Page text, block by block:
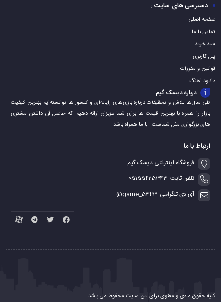
دسترسی های سایت :
صفحه اصلی
تماس با ما
سبد خرید
پنل کاربری
قوانین و مقررات
دانلود اهنگ
درباره دیسک گیم
طی سال‌ها تلاش و تحقیقات درباره بازی‌های رایانه‌ای و کنسول‌ها توانسته‌ایم بهترین کیفیت
بازار را همراه با بهترین قیمت ها برای شما عزیزان ارائه دهیم. که حاصل آن داشتن مشتری
های بزرگواری مثل شماست . با ما همراه باشد .
ارتباط با ما
فروشگاه اینترنتی دیسک گیم
تلفن ثابت: 05155425343
آی دی تلگرامی: game_5343@
کلیه حقوق مادی و معنوی برای این سایت محفوظ می باشد